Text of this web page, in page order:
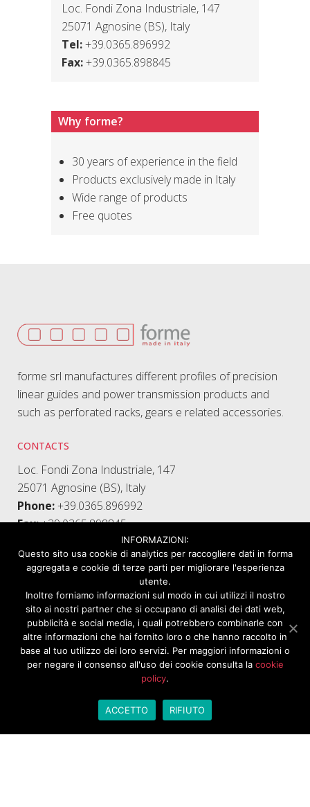
Loc. Fondi Zona Industriale, 147
25071 Agnosine (BS), Italy
Tel:+39.0365.896992
Fax:+39.0365.898845
Why forme?
30 years of experience in the field
Products exclusively made in Italy
Wide range of products
Free quotes
forme srl manufactures different profiles of precision
linear guides and power transmission products and
such as perforated racks, gears e related accessories.
CONTACTS
Loc. Fondi Zona Industriale, 147
25071 Agnosine (BS), Italy
Phone:+39.0365.896992
Fax:+39.0365.898845
USEFUL LINKS
Company
Applications
Contacts
PRODUCTS
Axle Supports
INFORMAZIONI:
Questo sito usa cookie di analytics per raccogliere dati in forma
aggregata e cookie di terze parti per migliorare l'esperienza
utente.
Inoltre forniamo informazioni sul modo in cui utilizzi il nostro
sito ai nostri partner che si occupano di analisi dei dati web,
pubblicità e social media, i quali potrebbero combinarle con
altre informazioni che hai fornito loro o che hanno raccolto in
base al tuo utilizzo dei loro servizi. Per maggiori informazioni o
per negare il consenso all'uso dei cookie consulta la cookie
policy.
ACCETTO RIFIUTO